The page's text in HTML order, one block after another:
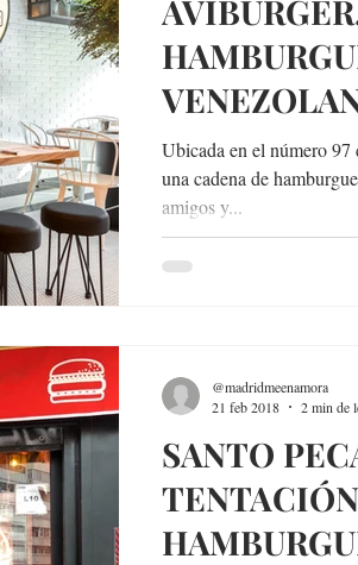
Ubicada en el número
una cadena de
amigos y...
SANTO
@madridmeenamora
21 feb 2018
2 min de